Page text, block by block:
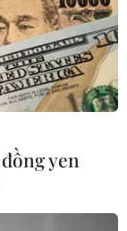
của EU
tế EU chịu
yen